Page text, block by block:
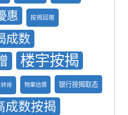
惠 按揭回赠
成数
楼宇按揭
按 物業估價 银行按揭取态
成数按揭